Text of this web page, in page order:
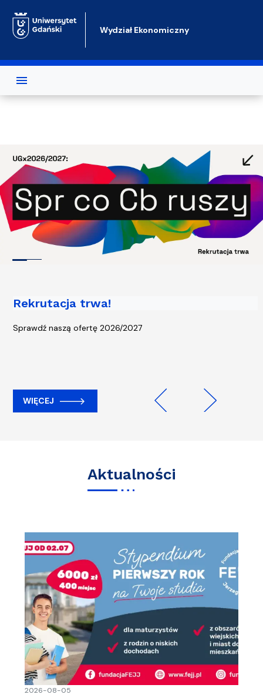
Wydział Ekonomiczny
Rekrutacja trwa!
Sprawdź naszą ofertę 2026/2027
WIĘCEJ
Piąta edycja kampanii „Rowerem na
WIĘCEJ
Aktualności
2026-08-05